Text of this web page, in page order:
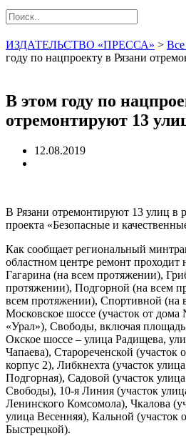
ИЗДАТЕЛЬСТВО «ПРЕССА» >
году по нацпроекту в Рязани
В этом году по
отремонтируют 13
12.08.2019
В Рязани отремонтируют 13 улиц в
проекта «Безопасные и
Как сообщает региональный
областном центре ремонт
Гагарина (на всем протяжении),
протяжении), Подгорной (на всем
всем протяжении), Спортивной (на
Московское шоссе (участок от
«Урал»), Свободы, включая
Окское шоссе – улица Радищева,
Чапаева), Старореченской
корпус 2), Либкнехта (участок
Подгорная), Садовой (участок
Свободы), 10-я Линия (участок
Ленинского Комсомола), Чкалова
улица Весенняя), Кальной
Быстрецкой).